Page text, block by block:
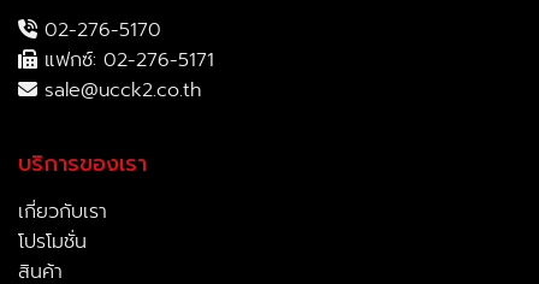
02-276-5170
แฟกซ์: 02-276-5171
sale@ucck2.co.th
บริการของเรา
เกี่ยวกับเรา
โปรโมชั่น
สินค้า